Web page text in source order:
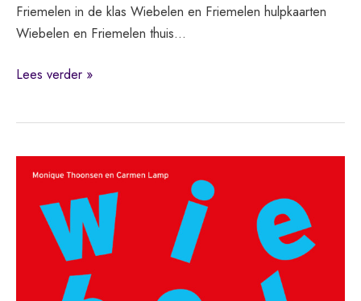
Friemelen in de klas Wiebelen en Friemelen hulpkaarten
Wiebelen en Friemelen thuis…
Wiebelen
Lees verder »